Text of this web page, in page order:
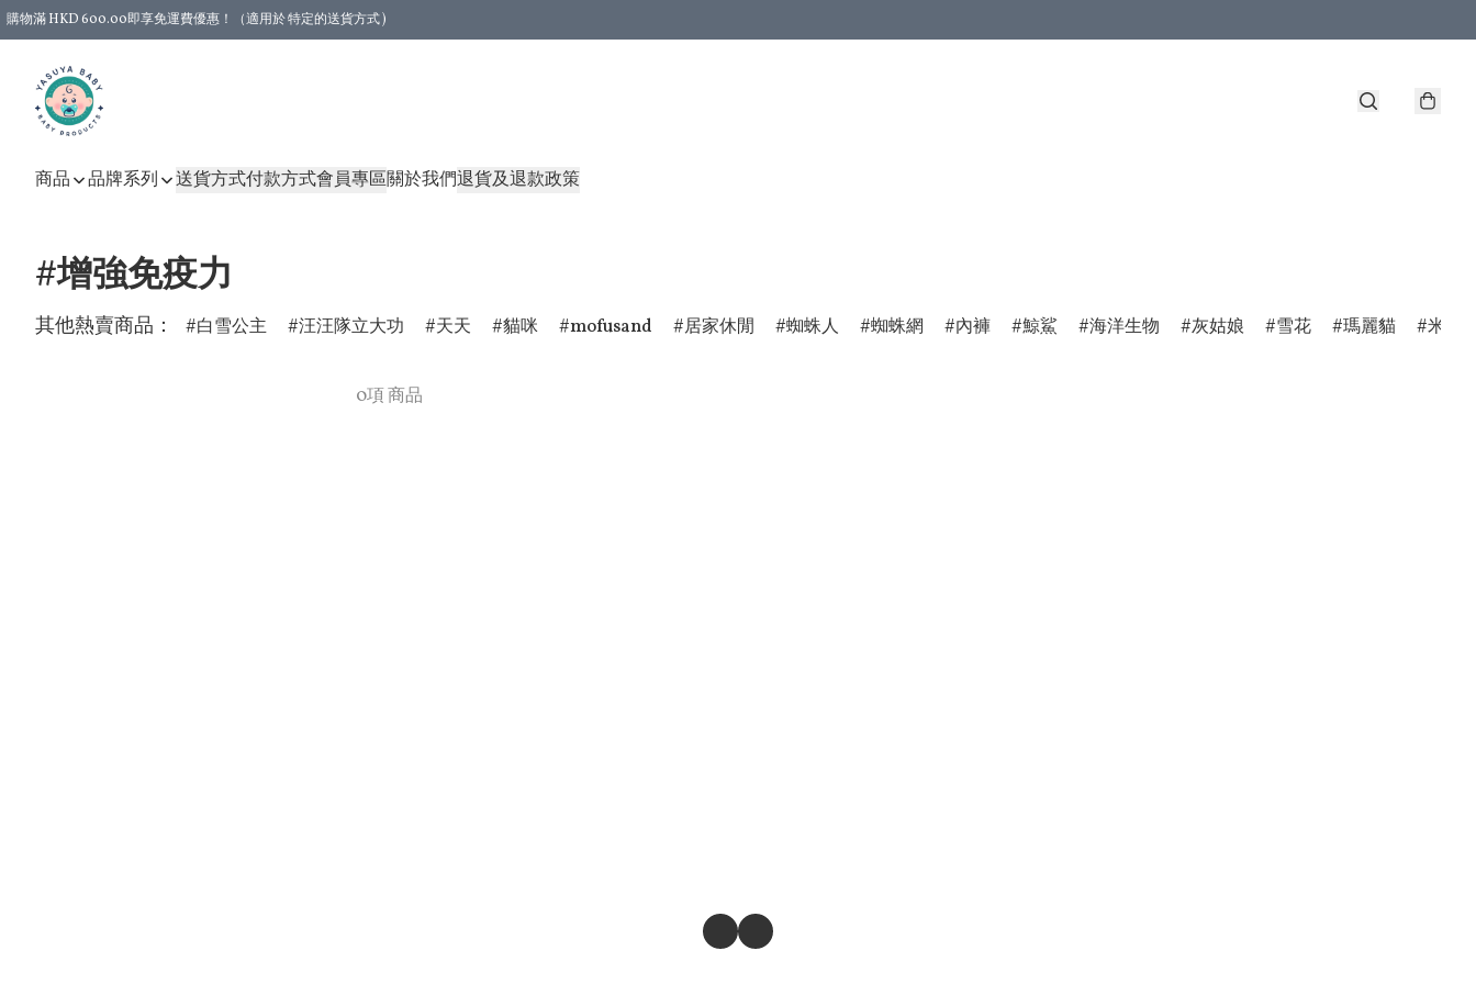
購物滿 HKD 600.00即享免運費優惠！（適用於 特定的送貨方式 )
商品 品牌系列 送貨方式付款方式會員專區關於我們退貨及退款政策
#增強免疫力
其他熱賣商品： 白雪公主 汪汪隊立大功 天天 貓咪 mofusand 居家休閒 蜘蛛人 蜘蛛網 內褲 鯨鯊 海洋生物 灰姑娘 雪花 瑪麗貓 米菲
0項 商品